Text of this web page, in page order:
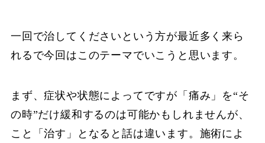
一回で治してくださいという方が最近多く来ら
れるで今回はこのテーマでいこうと思います。
まず、症状や状態によってですが「痛み」を“そ
の時”だけ緩和するのは可能かもしれませんが、
こと「治す」となると話は違います。施術によ